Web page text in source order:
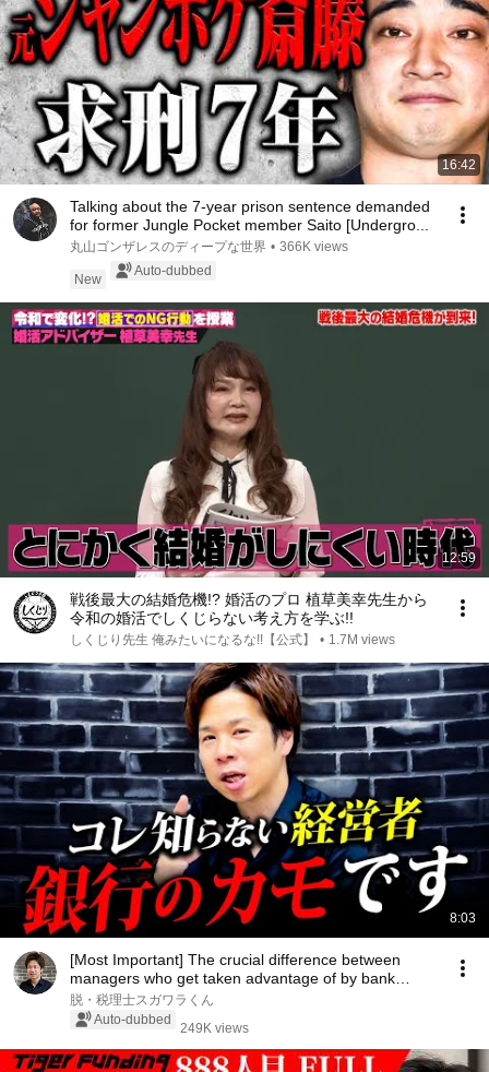
16:42
Talking about the 7-year prison sentence demanded
for former Jungle Pocket member Saito [Undergro...
丸山ゴンザレスのディープな世界 • 366K views
New
Auto-dubbed
12:59
戦後最大の結婚危機!? 婚活のプロ 植草美幸先生から
令和の婚活でしくじらない考え方を学ぶ!!
しくじり先生 俺みたいになるな!!【公式】 • 1.7M views
8:03
[Most Important] The crucial difference between
managers who get taken advantage of by bank
loans...
脱・税理士スガワラくん
Auto-dubbed
249K views